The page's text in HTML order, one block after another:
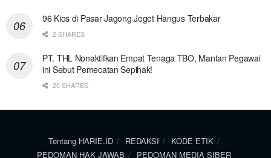
96 Kios di Pasar Jagong Jeget Hangus Terbakar
2 SHARES
PT. THL Nonaktifkan Empat Tenaga TBO, Mantan Pegawai
ini Sebut Pemecatan Sepihak!
20 SHARES
Tentang HARIE.ID REDAKSI
KODE ETIK
PEDOMAN HAK JAWAB
PEDOMAN MEDIA SIBER